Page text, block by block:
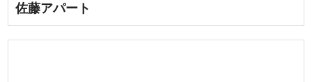
佐藤アパート